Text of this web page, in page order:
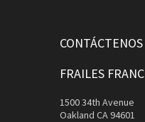
CONTÁCTENOS
FRAILES
1500 34th Avenue
Oakland CA 94601